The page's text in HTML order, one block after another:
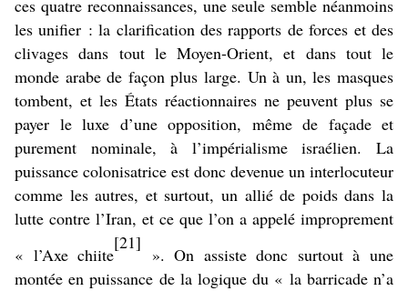
ces quatre reconnaissances, une seule semble néanmoins
les unifier : la clarification des rapports de forces et des
clivages dans tout le Moyen-Orient, et dans tout le
monde arabe de façon plus large. Un à un, les masques
tombent, et les États réactionnaires ne peuvent plus se
payer le luxe d’une opposition, même de façade et
purement nominale, à l’impérialisme israélien. La
puissance colonisatrice est donc devenue un interlocuteur
comme les autres, et surtout, un allié de poids dans la
lutte contre l’Iran, et ce que l’on a appelé improprement
« l’Axe chiite
[21]
». On assiste donc surtout à une
montée en puissance de la logique du « la barricade n’a